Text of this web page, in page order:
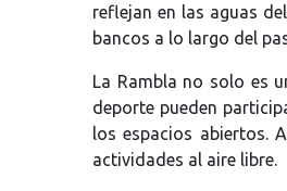
reflejan en las aguas
bancos a lo largo del
La Rambla no solo es
deporte pueden
los espacios abiertos.
actividades al aire libre.